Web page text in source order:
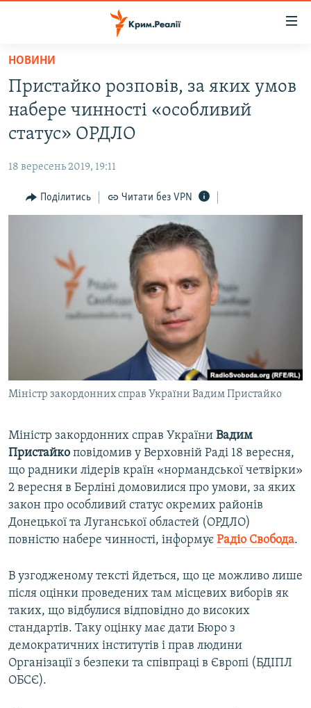
Перейти
основного
матеріалу
Перейти
до
основної
навігації
Перейти
до
ВОДА.КРИМ
ВІДЕО ТА ФОТО
БЛОГИ
ПОГЛЯД
ВСЕ ЗА ДЕНЬ
СПЕЦПРОЕКТИ
ДЕПОРТАЦІЯ
УКРАЇНСЬКА ПРОБЛЕМА КРИМУ
ІНФОГРАФІКА
ЯК ОБІЙТИ БЛОКУВАННЯ
ДОЛУЧАЙСЯ!
Усі сайти RFE/RL
НОВИНИ
Пристайко розповів, за яких умов
набере чинності «особливий
статус» ОРДЛО
18 вересень 2019, 19:11
Поділитись Читати без VPN
Міністр закордонних справ України Вадим Пристайко
Міністр закордонних справ України Вадим
Пристайко повідомив у Верховній Раді 18 вересня,
що радники лідерів країн «нормандської четвірки»
2 вересня в Берліні домовилися про умови, за яких
закон про особливий статус окремих районів
Донецької та Луганської областей (ОРДЛО)
повністю набере чинності, інформує Радіо Свобода.
В узгодженому тексті йдеться, що це можливо лише
після оцінки проведених там місцевих виборів як
таких, що відбулися відповідно до високих
стандартів. Таку оцінку має дати Бюро з
демократичних інститутів і прав людини
Організації з безпеки та співпраці в Європі (БДІПЛ
ОБСЄ).